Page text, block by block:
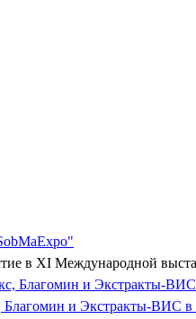
в XI Международной
Благомин и Экстракты-ВИС в